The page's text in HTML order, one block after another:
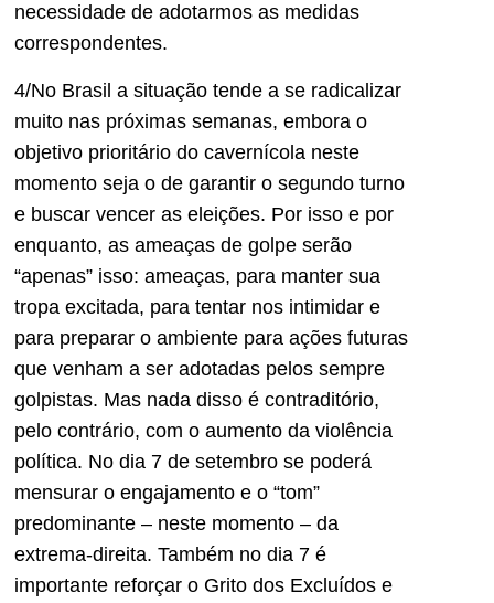
necessidade de adotarmos as medidas
correspondentes.
4/No Brasil a situação tende a se radicalizar
muito nas próximas semanas, embora o
objetivo prioritário do cavernícola neste
momento seja o de garantir o segundo turno
e buscar vencer as eleições. Por isso e por
enquanto, as ameaças de golpe serão
“apenas” isso: ameaças, para manter sua
tropa excitada, para tentar nos intimidar e
para preparar o ambiente para ações futuras
que venham a ser adotadas pelos sempre
golpistas. Mas nada disso é contraditório,
pelo contrário, com o aumento da violência
política. No dia 7 de setembro se poderá
mensurar o engajamento e o “tom”
predominante – neste momento – da
extrema-direita. Também no dia 7 é
importante reforçar o Grito dos Excluídos e